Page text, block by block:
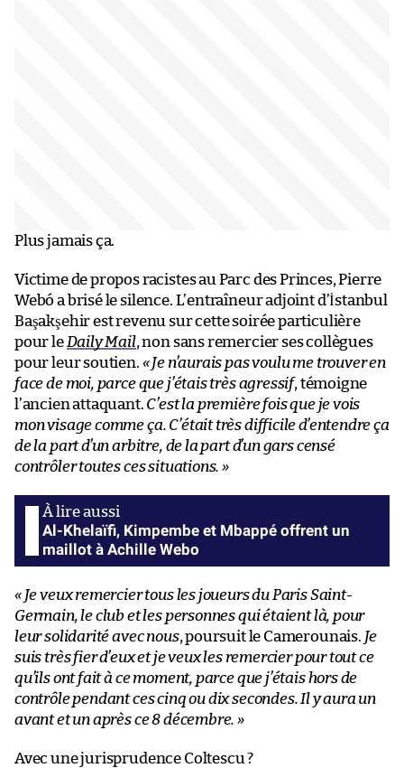
Plus jamais ça.
Victime de propos racistes au Parc des Princes, Pierre
Webó a brisé le silence. L’entraîneur adjoint d’İstanbul
Başakşehir est revenu sur cette soirée particulière
pour le Daily Mail, non sans remercier ses collègues
pour leur soutien. « Je n’aurais pas voulu me trouver en
face de moi, parce que j’étais très agressif, témoigne
l’ancien attaquant. C’est la première fois que je vois
mon visage comme ça. C’était très difficile d’entendre ça
de la part d’un arbitre, de la part d’un gars censé
contrôler toutes ces situations. »
Al-Khelaïfi, Kimpembe et Mbappé offrent un
maillot à Achille Webo
« Je veux remercier tous les joueurs du Paris Saint-
Germain, le club et les personnes qui étaient là, pour
leur solidarité avec nous, poursuit le Camerounais. Je
suis très fier d’eux et je veux les remercier pour tout ce
qu’ils ont fait à ce moment, parce que j’étais hors de
contrôle pendant ces cinq ou dix secondes. Il y aura un
avant et un après ce 8 décembre. »
Avec une jurisprudence Coltescu ?